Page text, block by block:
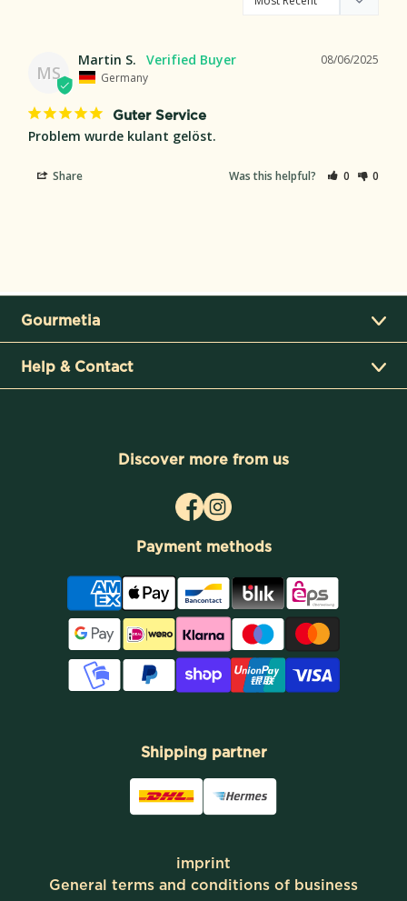
MS
08/06/2025
Martin S.
Germany
Guter Service
Problem wurde kulant gelöst.
Share Was this helpful? 0 0
Gourmetia
Help & Contact
Payment methods
Shipping partner
Discover more from us
Facebook
Instagram
imprint
General terms and conditions of business